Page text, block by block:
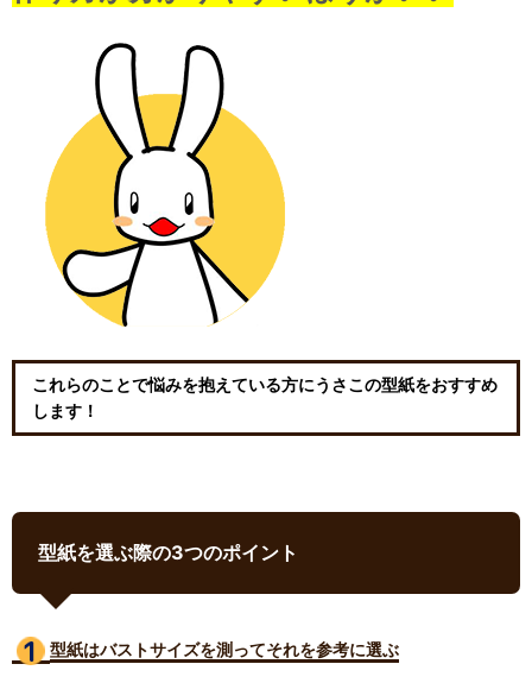
これらのことで悩みを抱えている方にうさこの型紙をおすすめ
します！
型紙を選ぶ際の3つのポイント
型紙はバストサイズを測ってそれを参考に選ぶ